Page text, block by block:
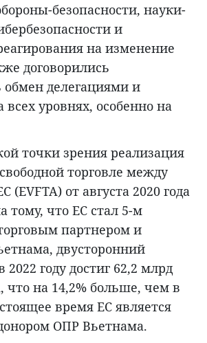
безопасности, науки-
и
на изменение
договорились
делегациями и
уровнях, особенно на
точки зрения реализация
торговле между
(EVFTA) от августа 2020 года
тому, что ЕС стал 5-м
партнером и
двусторонний
2022 году достиг 62,2 млрд
что на 14,2% больше, чем в
время ЕС является
ОПР Вьетнама.